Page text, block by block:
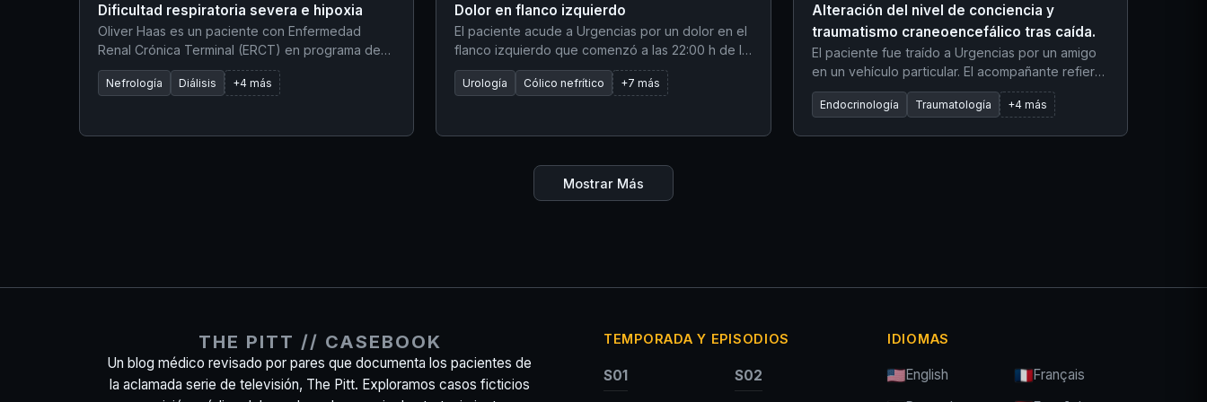
Dificultad respiratoria severa e hipoxia
Oliver Haas es un paciente con Enfermedad
Renal Crónica Terminal (ERCT) en programa de
hemodiálisis los lunes, miércoles y viernes. Omitió
su sesión del viernes por asistir a una boda. Su
Nefrología Diálisis +4 más
Dolor en flanco izquierdo
El paciente acude a Urgencias por un dolor en el
flanco izquierdo que comenzó a las 22:00 h de la
noche anterior. Tiene antecedentes de cálculos
renales y afirma que este episodio es idéntico a
deshidratado.
Urología Cólico nefrítico +7 más
Alteración del nivel de conciencia y
traumatismo craneoencefálico tras caída.
El paciente fue traído a Urgencias por un amigo
en un vehículo particular. El acompañante refiere
que el paciente tropezó con una barra de acero
corrugado y se golpeó la cabeza. Inicialmente, el
Endocrinología Traumatología +4 más
Mostrar Más
THE PITT // CASEBOOK
Un blog médico revisado por pares que documenta los pacientes de
la aclamada serie de televisión, The Pitt. Exploramos casos ficticios
TEMPORADA Y EPISODIOS
S01 S02
IDIOMAS
English
Français